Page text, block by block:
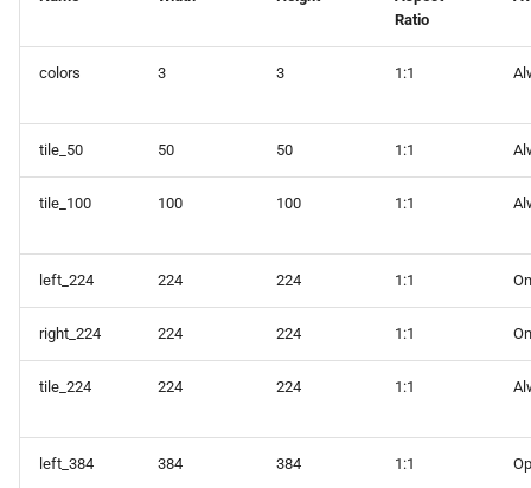
Ratio
colors 3 3 1:1
tile_50 50 50 1:1
tile_100 100 100 1:1
left_224 224 224 1:1
right_224 224 224 1:1
tile_224 224 224 1:1
left_384 384 384 1:1